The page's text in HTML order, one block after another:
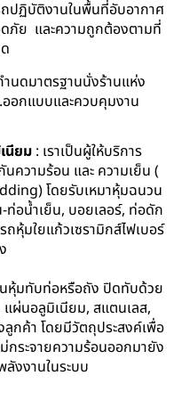
ปฏิบัติงานในพื้นที่อับอากาศ
ภัย และความถูกต้องตามที่
นดมาตรฐานนั่งร้านแห่ง
อกแบบและควบคุมงาน
นียม : เราเป็นผู้ให้บริการ
ความร้อน และ ความเย็น (
โดยรับเหมาหุ้มฉนวน
อน้ำเย็น, บอยเลอร์, ท่อดัก
ถหุ้มใยแก้วเซรามิกส์ไฟเบอร์
หุ้มทับท่อหรือถัง ปิดทับด้วย
แผ่นอลูมิเนียม, สแตนเลส,
กค้า โดยมีวัตถุประสงค์เพื่อ
กระจายความร้อนออกมายัง
งงานในระบบ